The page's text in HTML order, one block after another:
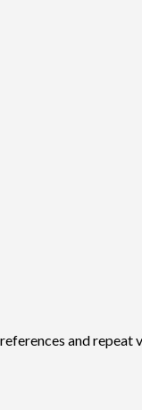
and repeat